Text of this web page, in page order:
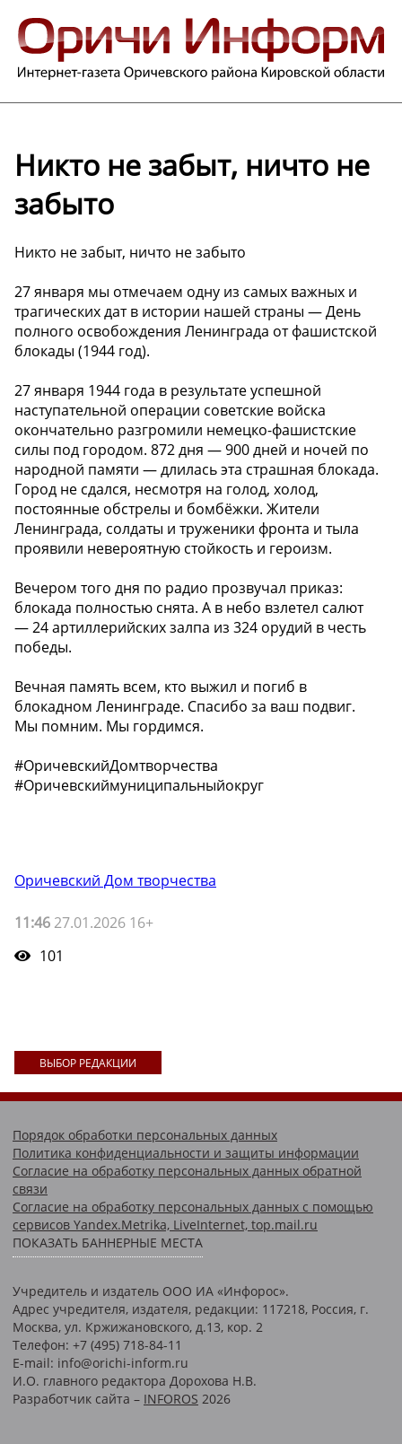
Никто не забыт, ничто не
забыто
Никто не забыт, ничто не забыто
27 января мы отмечаем одну из самых важных и
трагических дат в истории нашей страны — День
полного освобождения Ленинграда от фашистской
блокады (1944 год).
27 января 1944 года в результате успешной
наступательной операции советские войска
окончательно разгромили немецко-фашистские
силы под городом. 872 дня — 900 дней и ночей по
народной памяти — длилась эта страшная блокада.
Город не сдался, несмотря на голод, холод,
постоянные обстрелы и бомбёжки. Жители
Ленинграда, солдаты и труженики фронта и тыла
проявили невероятную стойкость и героизм.
Вечером того дня по радио прозвучал приказ:
блокада полностью снята. А в небо взлетел салют
— 24 артиллерийских залпа из 324 орудий в честь
победы.
Вечная память всем, кто выжил и погиб в
блокадном Ленинграде. Спасибо за ваш подвиг.
Мы помним. Мы гордимся.
#ОричевскийДомтворчества
#Оричевскиймуниципальныйокруг
Оричевский Дом творчества
11:46 27.01.2026 16+
101
ВЫБОР РЕДАКЦИИ
Порядок обработки персональных данных
Политика конфиденциальности и защиты информации
Согласие на обработку персональных данных обратной
связи
Согласие на обработку персональных данных с помощью
сервисов Yandex.Metrika, LiveInternet, top.mail.ru
ПОКАЗАТЬ БАННЕРНЫЕ МЕСТА
Учредитель и издатель ООО ИА «Инфорос».
Адрес учредителя, издателя, редакции: 117218, Россия, г.
Москва, ул. Кржижановского, д.13, кор. 2
Телефон: +7 (495) 718-84-11
E-mail: info@orichi-inform.ru
И.О. главного редактора Дорохова Н.В.
Разработчик сайта – INFOROS 2026